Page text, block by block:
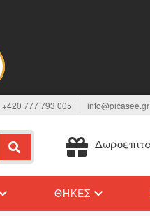
+420 777 793 005 info@picasee.gr
ΘΉΚΕΣ